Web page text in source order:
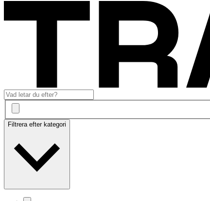
Filtrera efter kategori